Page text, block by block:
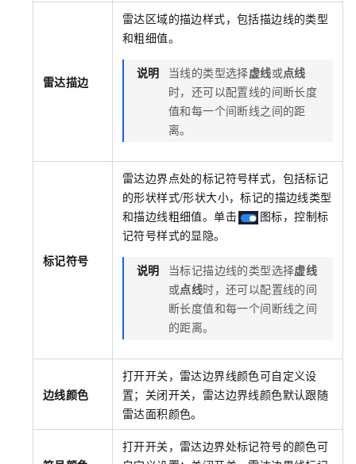
雷达描边
雷达区域的描边样式，包括描边线的类型
和粗细值。
说明 当线的类型选择虚线或点线
时，还可以配置线的间断长度
值和每一个间断线之间的距
离。
标记符号
雷达边界点处的标记符号样式，包括标记
的形状样式/形状大小，标记的描边线类型
和描边线粗细值。单击
图标，控制标
记符号样式的显隐。
说明 当标记描边线的类型选择虚线
或点线时，还可以配置线的间
断长度值和每一个间断线之间
的距离。
边线颜色
打开开关，雷达边界线颜色可自定义设
置；关闭开关，雷达边界线颜色默认跟随
雷达面积颜色。
打开开关，雷达边界处标记符号的颜色可